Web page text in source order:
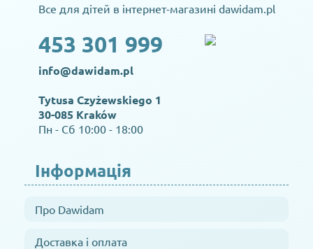
Все для дітей в інтернет-магазині dawidam.pl
453 301 999
info@dawidam.pl
Tytusa Czyżewskiego 1
30-085 Kraków
Пн - Сб 10:00 - 18:00
Інформація
Про Dawidam
Доставка і оплата